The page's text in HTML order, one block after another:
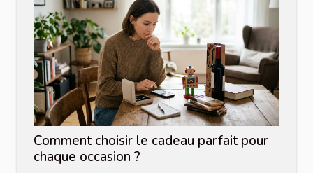
Comment choisir le cadeau parfait pour
chaque occasion ?